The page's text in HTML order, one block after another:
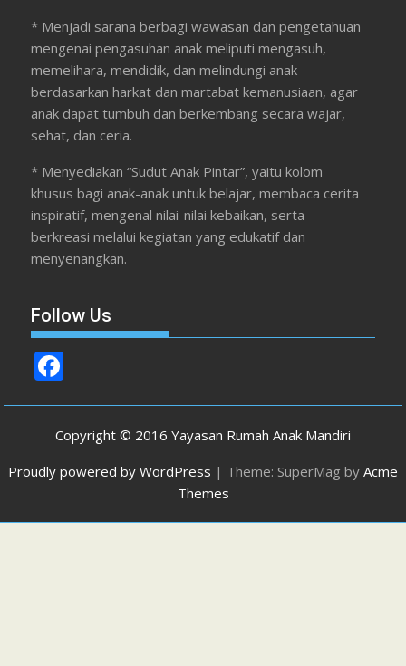
* Menjadi sarana berbagi wawasan dan pengetahuan
mengenai pengasuhan anak meliputi mengasuh,
memelihara, mendidik, dan melindungi anak
berdasarkan harkat dan martabat kemanusiaan, agar
anak dapat tumbuh dan berkembang secara wajar,
sehat, dan ceria.
* Menyediakan “Sudut Anak Pintar”, yaitu kolom
khusus bagi anak-anak untuk belajar, membaca cerita
inspiratif, mengenal nilai-nilai kebaikan, serta
berkreasi melalui kegiatan yang edukatif dan
menyenangkan.
Follow Us
ac
e
b
o
Copyright © 2016 Yayasan Rumah Anak Mandiri
Proudly powered by WordPress | Theme: SuperMag by Acme
Themes